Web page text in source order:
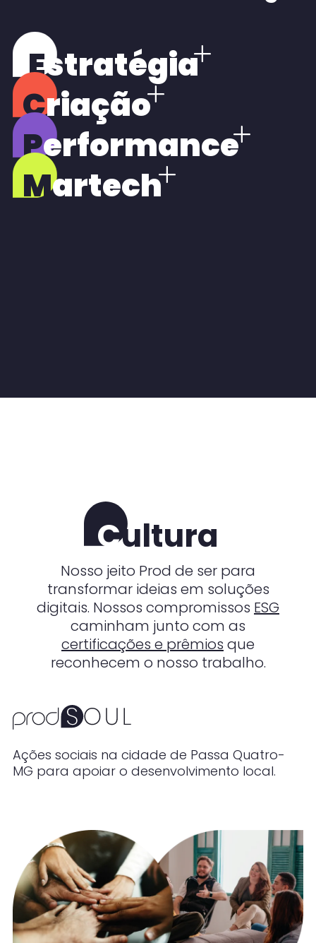
Estratégia
Criação
Performance
Martech
Cultura
Nosso jeito Prod de ser para
transformar ideias em soluções
digitais. Nossos compromissos ESG
caminham junto com as
certificações e prêmios que
reconhecem o nosso trabalho.
Diversidade, inclusão e pertencimento
fortalecidos pelas ações do comitê